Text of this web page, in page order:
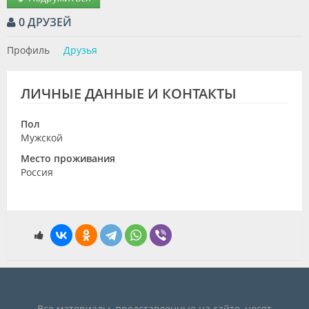
Видео
Специалисты
Галерея
Блоги
0 ДРУЗЕЙ
Профиль Друзья
ЛИЧНЫЕ ДАННЫЕ И КОНТАКТЫ
Пол
Мужской
Место проживания
Россия